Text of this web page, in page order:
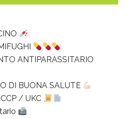
ANTIPARASSITARIO
DI BUONA SALUTE
/ UKC